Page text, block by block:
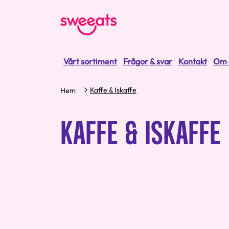
Vårt sortiment Frågor & svar Kontakt Om
Hem Kaffe & Iskaffe
KAFFE & ISKAFFE